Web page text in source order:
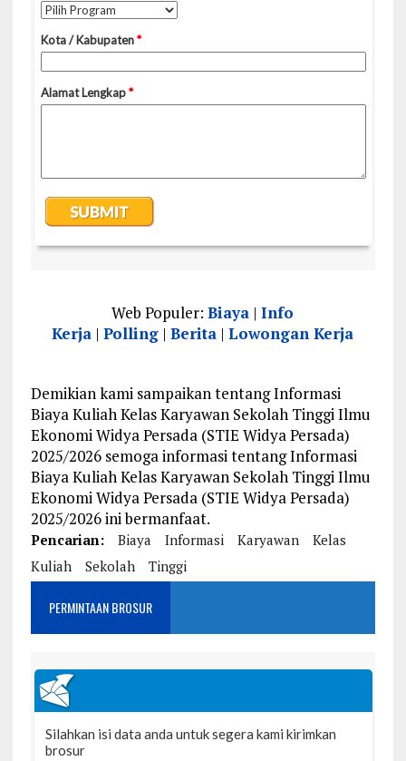
Web Populer:Biaya |Info
Kerja |Polling |Berita |Lowongan Kerja
Demikian kami sampaikan tentang Informasi
Biaya Kuliah Kelas Karyawan Sekolah Tinggi Ilmu
Ekonomi Widya Persada (STIE Widya Persada)
2025/2026 semoga informasi tentang Informasi
Biaya Kuliah Kelas Karyawan Sekolah Tinggi Ilmu
Ekonomi Widya Persada (STIE Widya Persada)
2025/2026 ini bermanfaat.
Pencarian: Biaya Informasi Karyawan
Kelas
Kuliah
Sekolah Tinggi
PERMINTAAN BROSUR